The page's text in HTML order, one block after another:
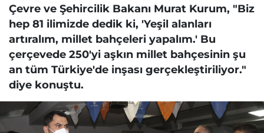
Çevre ve Şehircilik Bakanı Murat Kurum, "Biz
hep 81 ilimizde dedik ki, 'Yeşil alanları
artıralım, millet bahçeleri yapalım.' Bu
çerçevede 250'yi aşkın millet bahçesinin şu
an tüm Türkiye'de inşası gerçekleştiriliyor."
diye konuştu.